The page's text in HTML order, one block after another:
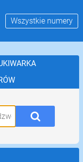
Wszystkie numery